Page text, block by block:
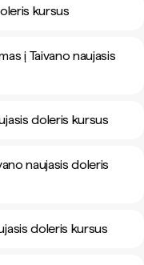
kursus
į Taivano naujasis
doleris kursus
naujasis doleris
doleris kursus